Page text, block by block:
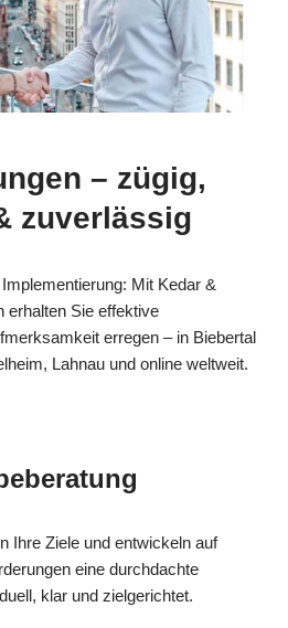
– zügig,
zuverlässig
Mit Kedar &
erhalten Sie effektive
erregen – in Biebertal
Lahnau und online weltweit.
Ihre Ziele und entwickeln auf
eine durchdachte
klar und zielgerichtet.